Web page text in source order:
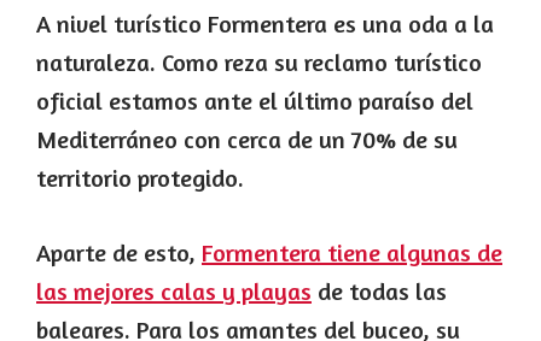
A nivel turístico Formentera es una oda a la
naturaleza. Como reza su reclamo turístico
oficial estamos ante el último paraíso del
Mediterráneo con cerca de un 70% de su
territorio protegido.
Aparte de esto, Formentera tiene algunas de
las mejores calas y playas de todas las
baleares. Para los amantes del buceo, su